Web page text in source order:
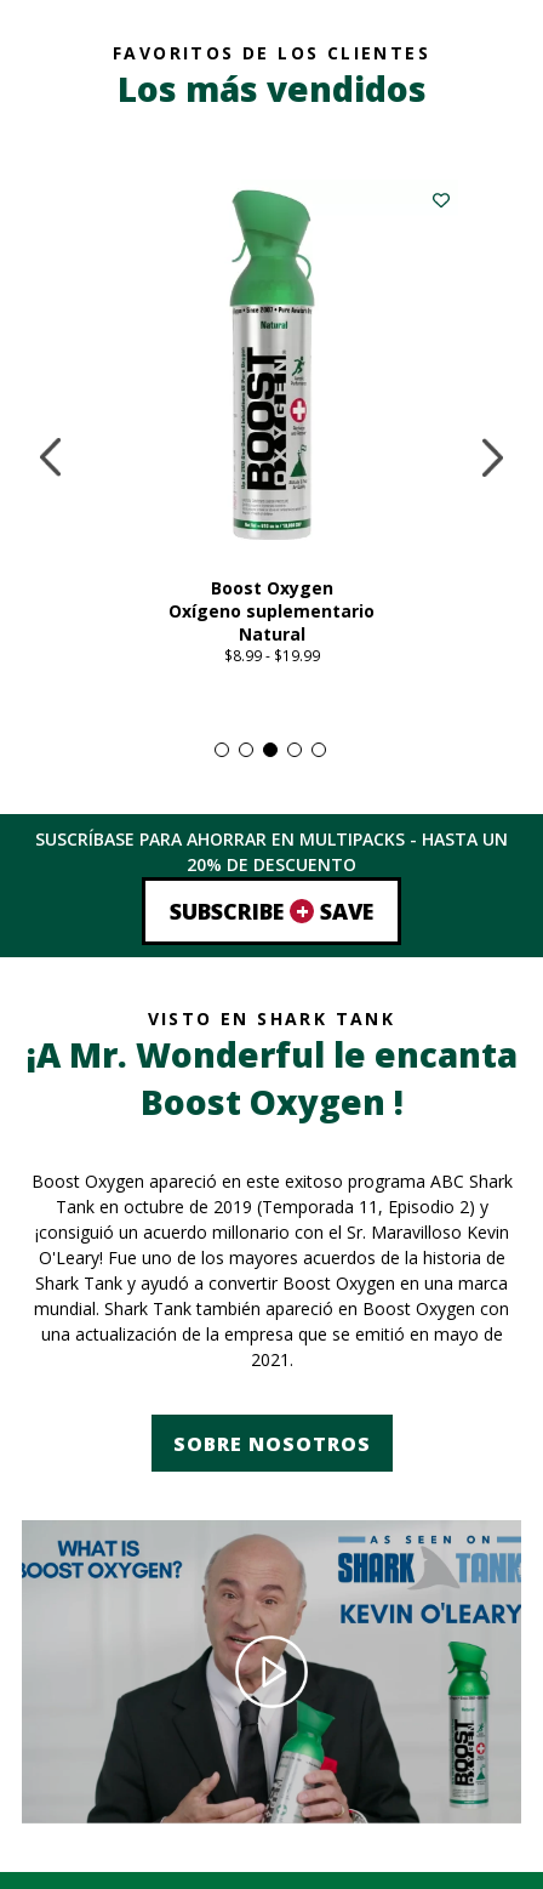
FAVORITOS DE LOS CLIENTES
Los más vendidos
Boost Oxygen
Oxígeno suplementario
Natural
$8.99- $19.99Price
$19.99
tiene
múltiples
Las
opciones
se
elegir
en
del
producto
SUSCRÍBASE PARA AHORRAR EN MULTIPACKS - HASTA UN
20% DE DESCUENTO
SUBSCRIBE + SAVE
VISTO EN SHARK TANK
¡A Mr. Wonderful le encanta
Boost Oxygen !
Boost Oxygen apareció en este exitoso programa ABC Shark
Tank en octubre de 2019 (Temporada 11, Episodio 2) y
¡consiguió un acuerdo millonario con el Sr. Maravilloso Kevin
O'Leary! Fue uno de los mayores acuerdos de la historia de
Shark Tank y ayudó a convertir Boost Oxygen en una marca
mundial. Shark Tank también apareció en Boost Oxygen con
una actualización de la empresa que se emitió en mayo de
2021.
SOBRE NOSOTROS